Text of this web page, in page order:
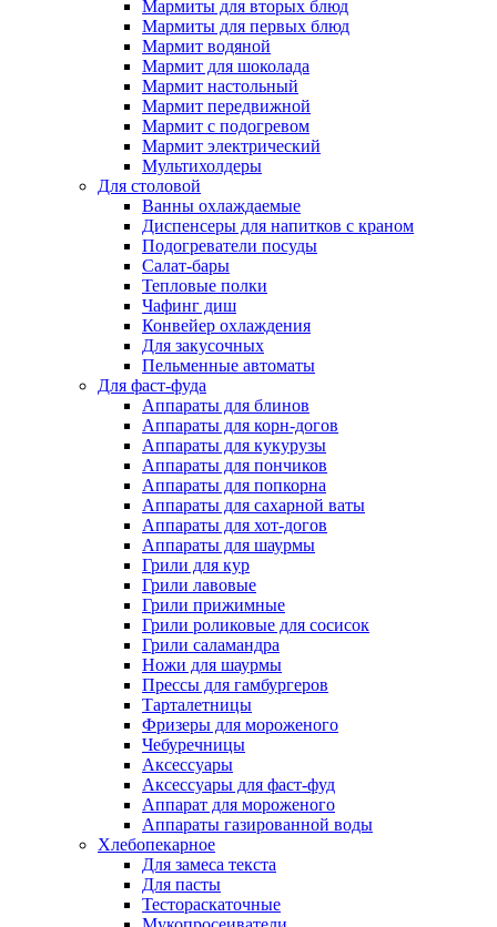
Мармиты для вторых блюд
Мармиты для первых блюд
Мармит водяной
Мармит для шоколада
Мармит настольный
Мармит передвижной
Мармит с подогревом
Мармит электрический
Мультихолдеры
Для столовой
Ванны охлаждаемые
Диспенсеры для напитков с краном
Подогреватели посуды
Салат-бары
Тепловые полки
Чафинг диш
Конвейер охлаждения
Для закусочных
Пельменные автоматы
Для фаст-фуда
Аппараты для блинов
Аппараты для корн-догов
Аппараты для кукурузы
Аппараты для пончиков
Аппараты для попкорна
Аппараты для сахарной ваты
Аппараты для хот-догов
Аппараты для шаурмы
Грили для кур
Грили лавовые
Грили прижимные
Грили роликовые для сосисок
Грили саламандра
Ножи для шаурмы
Прессы для гамбургеров
Тарталетницы
Фризеры для мороженого
Чебуречницы
Аксессуары
Аксессуары для фаст-фуд
Аппарат для мороженого
Аппараты газированной воды
Хлебопекарное
Для замеса текста
Для пасты
Тестораскаточные